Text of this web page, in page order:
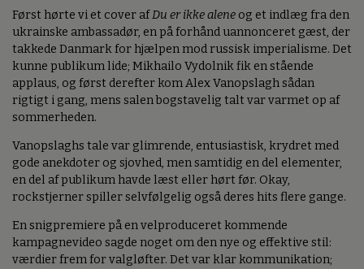
Først hørte vi et cover afDu er ikke alene og et indlæg fra den
ukrainske ambassadør, en på forhånd uannonceret gæst, der
takkede Danmark for hjælpen mod russisk imperialisme. Det
kunne publikum lide; Mikhailo Vydolnik fik en stående
applaus, og først derefter kom Alex Vanopslagh sådan
rigtigt i gang, mens salen bogstavelig talt var varmet op af
sommerheden.
Vanopslaghs tale var glimrende, entusiastisk, krydret med
gode anekdoter og sjovhed, men samtidig en del elementer,
en del af publikum havde læst eller hørt før. Okay,
rockstjerner spiller selvfølgelig også deres hits flere gange.
En snigpremiere på en velproduceret kommende
kampagnevideo sagde noget om den nye og effektive stil:
værdier frem for valgløfter. Det var klar kommunikation;